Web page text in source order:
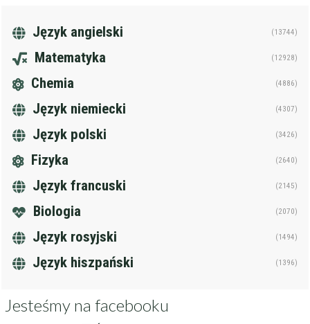
Język angielski (13744)
Matematyka (12928)
Chemia (4886)
Język niemiecki (4307)
Język polski (3426)
Fizyka (2640)
Język francuski (2145)
Biologia (2070)
Język rosyjski (1494)
Język hiszpański (1396)
Jesteśmy na facebooku